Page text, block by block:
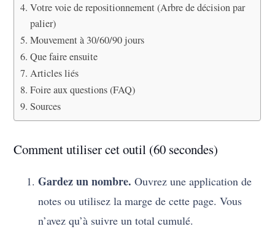
Votre voie de repositionnement (Arbre de décision par
palier)
Mouvement à 30/60/90 jours
Que faire ensuite
Articles liés
Foire aux questions (FAQ)
Sources
Comment utiliser cet outil (60 secondes)
Gardez un nombre. Ouvrez une application de
notes ou utilisez la marge de cette page. Vous
n’avez qu’à suivre un total cumulé.